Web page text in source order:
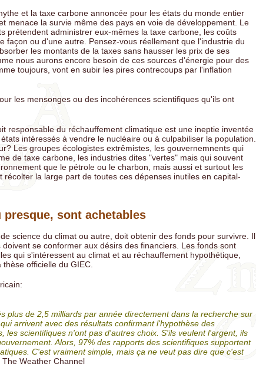
et la taxe carbone annoncée pour les états du monde entier
menace la survie même des pays en voie de développement. Le
prétendent administrer eux-mêmes la taxe carbone, les coûts
façon ou d'une autre. Pensez-vous réellement que l'industrie du
les montants de la taxes sans hausser les prix de ses
nous aurons encore besoin de ces sources d'énergie pour des
toujours, vont en subir les pires contrecoups par l'inflation
les mensonges ou des incohérences scientifiques qu'ils ont
responsable du réchauffement climatique est une ineptie inventée
intéressés à vendre le nucléaire ou à culpabiliser la population.
Les groupes écologistes extrêmistes, les gouvernemnents qui
de taxe carbone, les industries dites "vertes" mais qui souvent
que le pétrole ou le charbon, mais aussi et surtout les
la large part de toutes ces dépenses inutiles en capital-
sont achetables
science du climat ou autre, doit obtenir des fonds pour survivre. Il
se conformer aux désirs des financiers. Les fonds sont
qui s'intéressent au climat et au réchauffement hypothétique,
officielle du GIEC.
plus de 2,5 milliards par année directement dans la recherche sur
arrivent avec des résultats confirmant l'hypothèse des
les scientifiques n'ont pas d'autres choix. S'ils veulent l'argent, ils
Alors, 97% des rapports des scientifiques supportent
C'est vraiment simple, mais ça ne veut pas dire que c'est
Weather Channel